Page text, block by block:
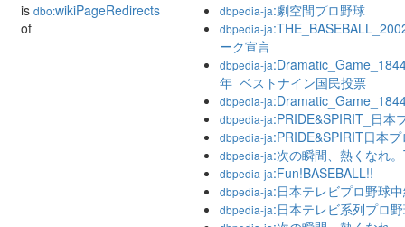
is dbo:wikiPageRedirects
of
dbpedia-ja:劇空間プロ野球
dbpedia-ja
ーク宣言
dbpedia-ja
年_ベストナイン国民投票
dbpedia-ja
dbpedia-ja:PRIDE&SPIRIT_日本
dbpedia-ja:PRIDE&SPIRIT日本
dbpedia-ja:次の瞬間、熱くなれ
dbpedia-ja:Fun!BASEBALL!!
dbpedia-ja:日本テレビプロ野球
dbpedia-ja:日本テレビ系列プロ